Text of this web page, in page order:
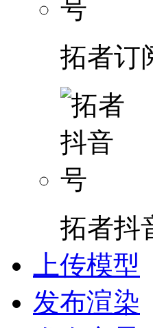
拓者订
拓者抖
上传模型
发布渲染